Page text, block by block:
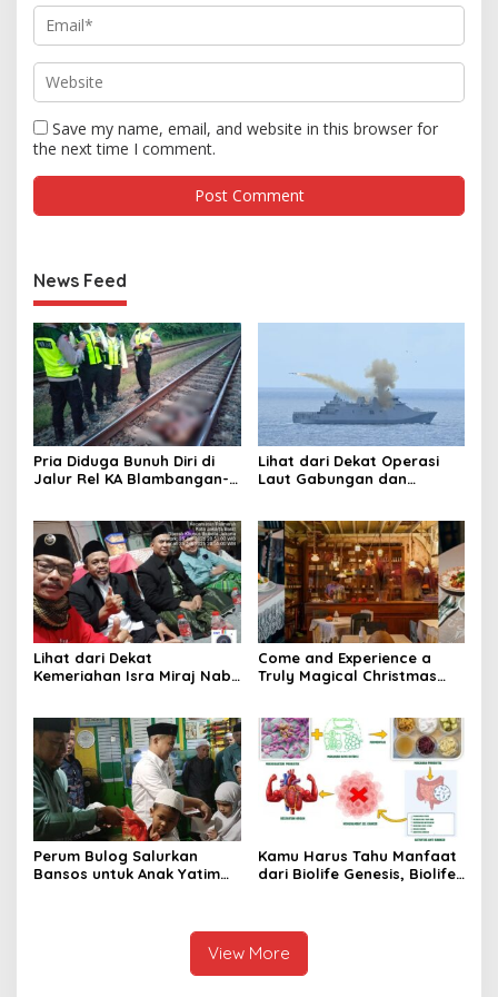
Save my name, email, and website in this browser for
the next time I comment.
News Feed
Pria Diduga Bunuh Diri di
Jalur Rel KA Blambangan-
Lihat dari Dekat Operasi
Laut Gabungan dan
Lihat dari Dekat
Kemeriahan Isra Miraj Nabi
Rt001/Rw012 Palmerah
Jakbar
Come and Experience a
Truly Magical Christmas
christmasdinnerbali.com
Perum Bulog Salurkan
Bansos untuk Anak Yatim
Kamu Harus Tahu Manfaat
dari Biolife Genesis, Biolife
View More